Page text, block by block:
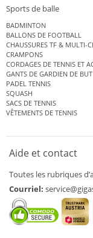
Sports de balle
BADMINTON
BALLONS DE FOOTBALL
CHAUSSURES TF & MULTI-
CRAMPONS
CORDAGES DE TENNIS ET
GANTS DE GARDIEN DE BUT
PADEL TENNIS
SQUASH
SACS DE TENNIS
VÊTEMENTS DE TENNIS
Aide et contact
Toutes les rubriques
Courriel: